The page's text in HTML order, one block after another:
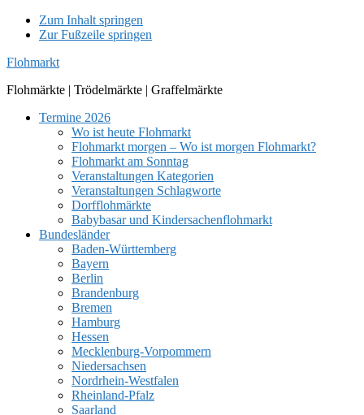
Zum Inhalt springen
Zur Fußzeile springen
Flohmarkt
Flohmärkte | Trödelmärkte | Graffelmärkte
Termine 2026
Wo ist heute Flohmarkt
Flohmarkt morgen – Wo ist morgen Flohmarkt?
Flohmarkt am Sonntag
Veranstaltungen Kategorien
Veranstaltungen Schlagworte
Dorfflohmärkte
Babybasar und Kindersachenflohmarkt
Bundesländer
Baden-Württemberg
Bayern
Berlin
Brandenburg
Bremen
Hamburg
Hessen
Mecklenburg-Vorpommern
Niedersachsen
Nordrhein-Westfalen
Rheinland-Pfalz
Saarland